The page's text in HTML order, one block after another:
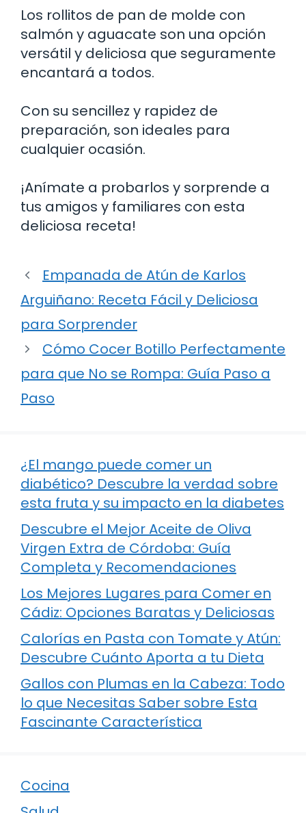
Los rollitos de pan de molde con
salmón y aguacate son una opción
versátil y deliciosa que seguramente
encantará a todos.
Con su sencillez y rapidez de
preparación, son ideales para
cualquier ocasión.
¡Anímate a probarlos y sorprende a
tus amigos y familiares con esta
deliciosa receta!
Empanada de Atún de Karlos
Arguiñano: Receta Fácil y Deliciosa
para Sorprender
Cómo Cocer Botillo Perfectamente
para que No se Rompa: Guía Paso a
Paso
¿El mango puede comer un
diabético? Descubre la verdad sobre
esta fruta y su impacto en la diabetes
Descubre el Mejor Aceite de Oliva
Virgen Extra de Córdoba: Guía
Completa y Recomendaciones
Los Mejores Lugares para Comer en
Cádiz: Opciones Baratas y Deliciosas
Calorías en Pasta con Tomate y Atún:
Descubre Cuánto Aporta a tu Dieta
Gallos con Plumas en la Cabeza: Todo
lo que Necesitas Saber sobre Esta
Fascinante Característica
Cocina